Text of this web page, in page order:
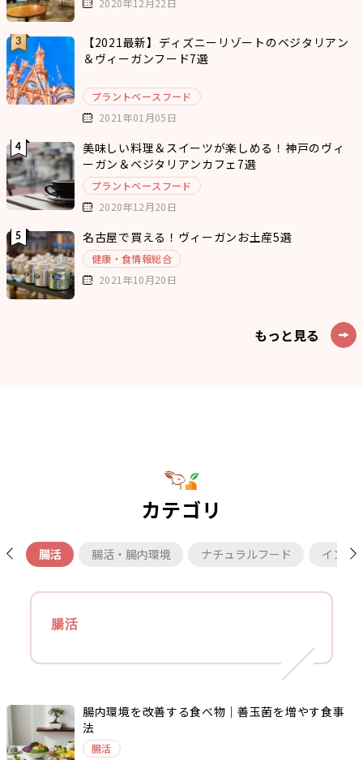
2020年12月22日
【2021最新】ディズニーリゾートのベジタリアン
＆ヴィーガンフード7選
プラントベースフード
2021年01月05日
美味しい料理＆スイーツが楽しめる！神戸のヴィ
ーガン＆ベジタリアンカフェ7選
プラントベースフード
2020年12月20日
名古屋で買える！ヴィーガンお土産5選
健康・食情報総合
2021年10月20日
もっと見る
カテゴリ
腸活 腸活・腸内環境 ナチュラルフード インナ
腸活
腸内環境を改善する食べ物｜善玉菌を増やす食事
法
腸活